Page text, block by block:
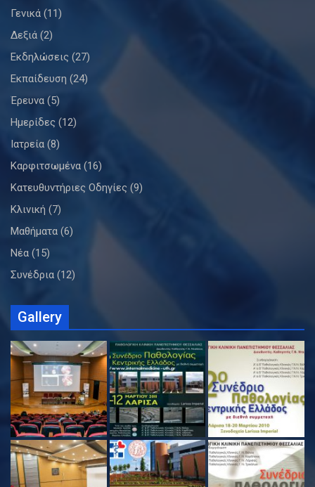
Γενικά (11)
Δεξιά (2)
Εκδηλώσεις (27)
Εκπαίδευση (24)
Έρευνα (5)
Ημερίδες (12)
Ιατρεία (8)
Καρφιτσωμένα (16)
Κατευθυντήριες Οδηγίες (9)
Κλινική (7)
Μαθήματα (6)
Νέα (15)
Συνέδρια (12)
Gallery